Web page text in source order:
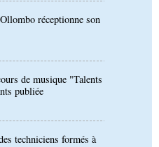
de musique "Talents
publiée
techniciens formés à
des
: les deux pays